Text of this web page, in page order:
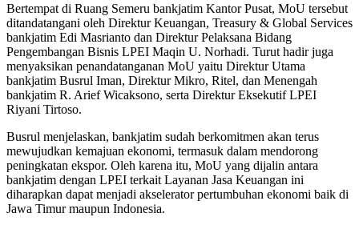
Bertempat di Ruang Semeru bankjatim Kantor Pusat, MoU tersebut
ditandatangani oleh Direktur Keuangan, Treasury & Global Services
bankjatim Edi Masrianto dan Direktur Pelaksana Bidang
Pengembangan Bisnis LPEI Maqin U. Norhadi. Turut hadir juga
menyaksikan penandatanganan MoU yaitu Direktur Utama
bankjatim Busrul Iman, Direktur Mikro, Ritel, dan Menengah
bankjatim R. Arief Wicaksono, serta Direktur Eksekutif LPEI
Riyani Tirtoso.
Busrul menjelaskan, bankjatim sudah berkomitmen akan terus
mewujudkan kemajuan ekonomi, termasuk dalam mendorong
peningkatan ekspor. Oleh karena itu, MoU yang dijalin antara
bankjatim dengan LPEI terkait Layanan Jasa Keuangan ini
diharapkan dapat menjadi akselerator pertumbuhan ekonomi baik di
Jawa Timur maupun Indonesia.